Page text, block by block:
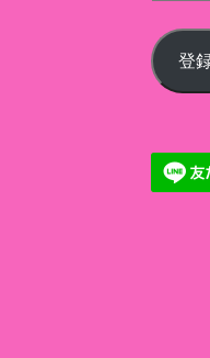
ル
ア
レ
ス
登